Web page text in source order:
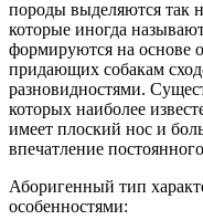
породы выделяются так
которые иногда
формируются на основе
придающих собакам
разновидностями.
которых наиболее
имеет плоский нос и
впечатление
Аборигенный тип
особенностями: